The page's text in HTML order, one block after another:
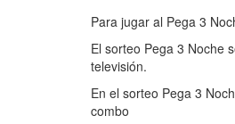
Para jugar al Pega 3
El sorteo Pega 3 Noche
televisión.
En el sorteo Pega 3
combo